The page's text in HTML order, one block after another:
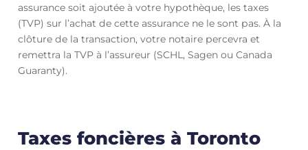
assurance soit ajoutée à votre hypothèque, les taxes
(TVP) sur l’achat de cette assurance ne le sont pas. À la
clôture de la transaction, votre notaire percevra et
remettra la TVP à l’assureur (SCHL, Sagen ou Canada
Guaranty).
Taxes foncières à Toronto